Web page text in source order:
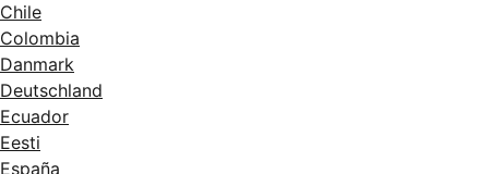
Chile
Colombia
Danmark
Deutschland
Ecuador
Eesti
España